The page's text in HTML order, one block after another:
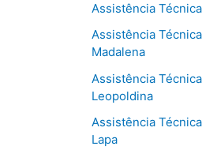
Assistência
Assistência
Madalena
Assistência
Leopoldina
Assistência
Lapa